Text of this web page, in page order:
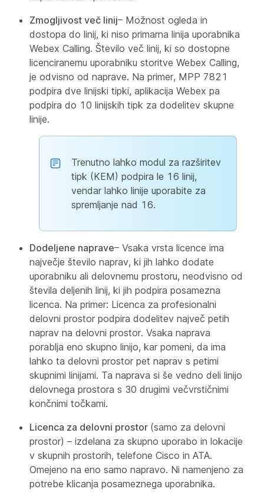
Zmogljivost več linij– Možnost ogleda in
dostopa do linij, ki niso primarna linija uporabnika
Webex Calling. Število več linij, ki so dostopne
licenciranemu uporabniku storitve Webex Calling,
je odvisno od naprave. Na primer, MPP 7821
podpira dve linijski tipki, aplikacija Webex pa
podpira do 10 linijskih tipk za dodelitev skupne
linije.
Trenutno lahko modul za razširitev
tipk (KEM) podpira le 16 linij,
vendar lahko linije uporabite za
spremljanje nad 16.
Dodeljene naprave– Vsaka vrsta licence ima
največje število naprav, ki jih lahko dodate
uporabniku ali delovnemu prostoru, neodvisno od
števila deljenih linij, ki jih podpira posamezna
licenca. Na primer: Licenca za profesionalni
delovni prostor podpira dodelitev največ petih
naprav na delovni prostor. Vsaka naprava
porablja eno skupno linijo, kar pomeni, da ima
lahko ta delovni prostor pet naprav s petimi
skupnimi linijami. Ta naprava si še vedno deli linijo
delovnega prostora s 30 drugimi večvrstičnimi
končnimi točkami.
Licenca za delovni prostor (samo za delovni
prostor) – izdelana za skupno uporabo in lokacije
v skupnih prostorih, telefone Cisco in ATA.
Omejeno na eno samo napravo. Ni namenjeno za
potrebe klicanja posameznega uporabnika.